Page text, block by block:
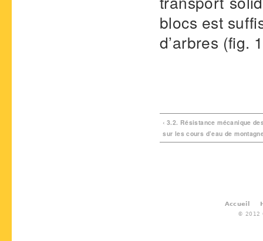
blocs est
d’arbres (fig.
‹ 3.2. Résistance mécanique
sur les cours d’eau de
Accueil
© 2012